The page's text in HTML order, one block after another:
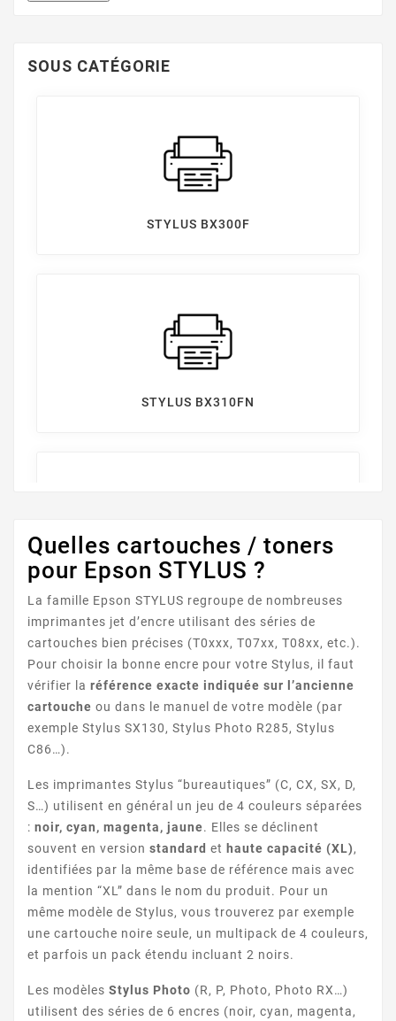
SOUS CATÉGORIE
STYLUS BX300F
STYLUS BX310FN
STYLUS BX600FW
STYLUS D120
Quelles cartouches / toners
pour Epson STYLUS ?
La famille Epson STYLUS regroupe de nombreuses
imprimantes jet d’encre utilisant des séries de
cartouches bien précises (T0xxx, T07xx, T08xx, etc.).
Pour choisir la bonne encre pour votre Stylus, il faut
vérifier la référence exacte indiquée sur l’ancienne
cartouche ou dans le manuel de votre modèle (par
exemple Stylus SX130, Stylus Photo R285, Stylus
C86…).
Les imprimantes Stylus “bureautiques” (C, CX, SX, D,
S…) utilisent en général un jeu de 4 couleurs séparées
: noir, cyan, magenta, jaune. Elles se déclinent
souvent en version standard et haute capacité (XL),
identifiées par la même base de référence mais avec
la mention “XL” dans le nom du produit. Pour un
même modèle de Stylus, vous trouverez par exemple
une cartouche noire seule, un multipack de 4 couleurs,
et parfois un pack étendu incluant 2 noirs.
Les modèles Stylus Photo (R, P, Photo, Photo RX…)
utilisent des séries de 6 encres (noir, cyan, magenta,